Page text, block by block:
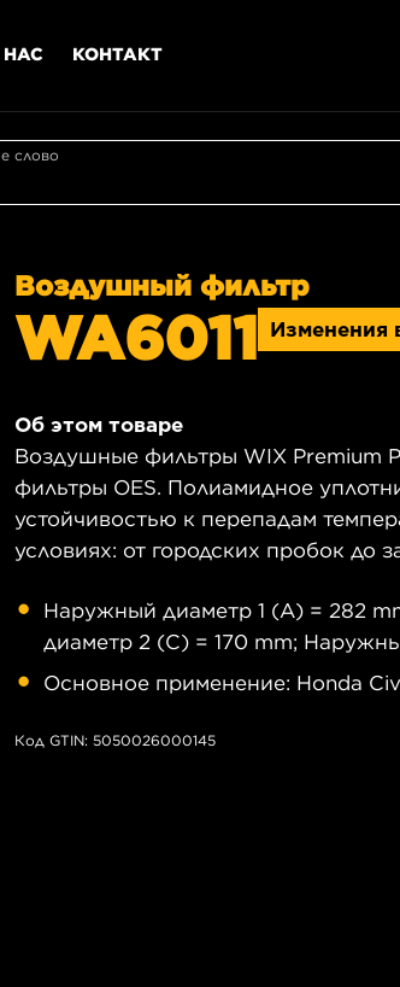
НАС КОНТАКТ
слово
Воздушный фильтр
WA6011 Изменения
Об этом товаре
Воздушные фильтры WIX Premium
фильтры OES. Полиамидное
устойчивостью к перепадам
условиях: от городских пробок до
Наружный диаметр 1 (A) = 282
диаметр 2 (C) = 170 mm;
Основное применение: Honda
Код GTIN: 5050026000145